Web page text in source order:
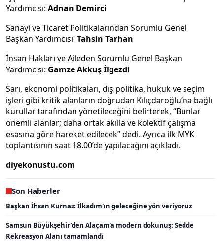
Yardımcısı: Adnan Demirci
Sanayi ve Ticaret Politikalarından Sorumlu Genel
Başkan Yardımcısı: Tahsin Tarhan
İnsan Hakları ve Aileden Sorumlu Genel Başkan
Yardımcısı: Gamze Akkuş İlgezdi
Sarı, ekonomi politikaları, dış politika, hukuk ve seçim
işleri gibi kritik alanların doğrudan Kılıçdaroğlu’na bağlı
kurullar tarafından yönetileceğini belirterek, “Bunlar
önemli alanlar; daha ortak akılla ve kolektif çalışma
esasına göre hareket edilecek” dedi. Ayrıca ilk MYK
toplantısının saat 18.00’de yapılacağını açıkladı.
diyekonustu.com
Son Haberler
Başkan İhsan Kurnaz: İlkadım'ın geleceğine yön veriyoruz
Samsun Büyükşehir'den Alaçam'a modern dokunuş: Sedde
Rekreasyon Alanı tamamlandı